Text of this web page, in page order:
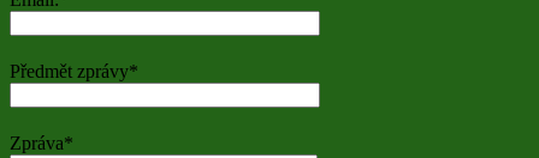
Předmět zprávy*
Zpráva*